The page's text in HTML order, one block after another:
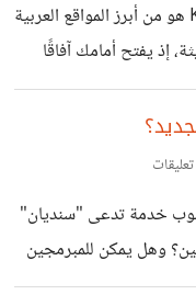
موقع خليج التقنية - Khaleej Tech هو من أبرز المواقع العربية
إذ يفتح أمامك آفاقًا
والذكاء الاصطناعي ،
الموقع على تقديم
تطبيقات الهواتف
أدوات الإنتاجية،
خدمة تدعى "سنديان"
وهل يمكن للمبرمجين
القالب من الصفر؟ بالنسبة